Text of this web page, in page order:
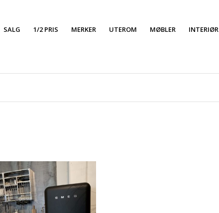
SALG 1/2 PRIS MERKER UTEROM MØBLER INTERIØR